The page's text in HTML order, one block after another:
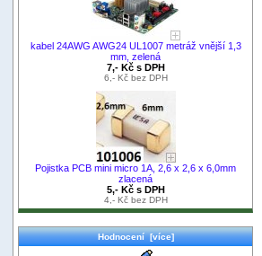
kabel 24AWG AWG24 UL1007 metráž vnější 1,3
mm, zelená
7,- Kč s DPH
6,- Kč bez DPH
Pojistka PCB mini micro 1A, 2,6 x 2,6 x 6,0mm
zlacená
5,- Kč s DPH
4,- Kč bez DPH
Hodnocení [více]